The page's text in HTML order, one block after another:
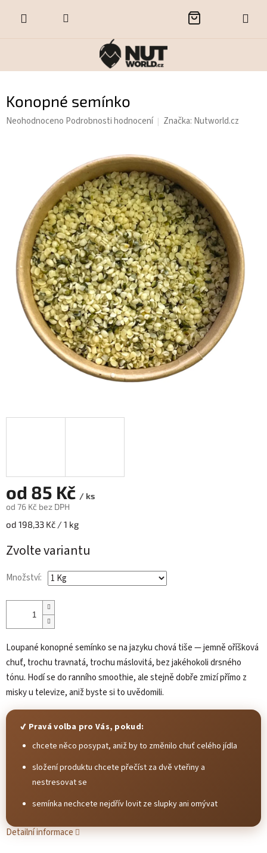
NÁKUPNÍ
Konopné semínko
Průměrné
hvězdiček.
Neohodnoceno Podrobnosti hodnocení Značka: Nutworld.cz
od 85 Kč / ks
od 76 Kč bez DPH
Měrná
od 198,33 Kč / 1 kg
Zvolte variantu
Množství:
Loupané konopné semínko se na jazyku chová tiše — jemně oříšková
chuť, trochu travnatá, trochu máslovitá, bez jakéhokoli drsného
tónu. Hodí se do ranního smoothie, ale stejně dobře zmizí přímo z
misky u televize, aniž byste si to uvědomili.
✔ Pravá volba pro Vás, pokud:
chcete něco posypat, aniž by to změnilo chuť celého jídla
složení produktu chcete přečíst za dvě vteřiny a
nestresovat se
semínka nechcete nejdřív lovit ze slupky ani omývat
Detailní informace